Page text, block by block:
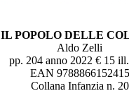
IL POPOLO DELLE
Aldo Zelli
pp. 204 anno 2022 € 15
EAN 9788866152415
Collana Infanzia n. 20